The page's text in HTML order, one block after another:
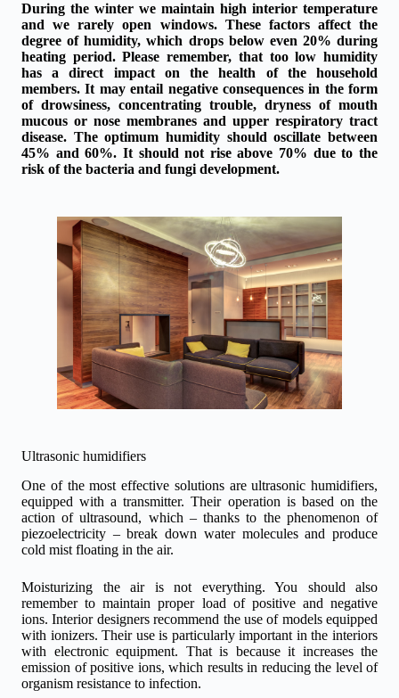
During the winter we maintain high interior temperature
and we rarely open windows. These factors affect the
degree of humidity, which drops below even 20% during
heating period. Please remember, that too low humidity
has a direct impact on the health of the household
members. It may entail negative consequences in the form
of drowsiness, concentrating trouble, dryness of mouth
mucous or nose membranes and upper respiratory tract
disease. The optimum humidity should oscillate between
45% and 60%. It should not rise above 70% due to the
risk of the bacteria and fungi development.
Ultrasonic humidifiers
One of the most effective solutions are ultrasonic humidifiers,
equipped with a transmitter. Their operation is based on the
action of ultrasound, which – thanks to the phenomenon of
piezoelectricity – break down water molecules and produce
cold mist floating in the air.
Moisturizing the air is not everything. You should also
remember to maintain proper load of positive and negative
ions. Interior designers recommend the use of models equipped
with ionizers. Their use is particularly important in the interiors
with electronic equipment. That is because it increases the
emission of positive ions, which results in reducing the level of
organism resistance to infection.